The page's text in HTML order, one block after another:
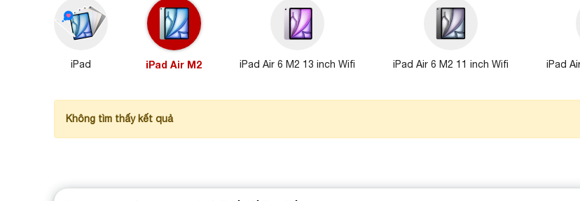
iPad iPad Air M2 iPad Air 6 M2 13 inch Wifi iPad Air 6 M2 11 inch Wifi iPad
Không tìm thấy kết quả